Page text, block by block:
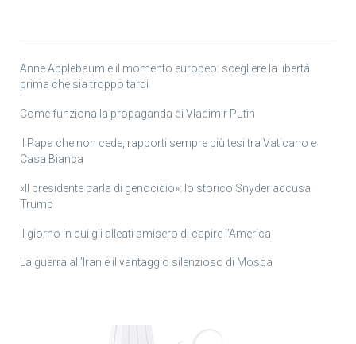
Anne Applebaum e il momento europeo: scegliere la libertà
prima che sia troppo tardi
Come funziona la propaganda di Vladimir Putin
Il Papa che non cede, rapporti sempre più tesi tra Vaticano e
Casa Bianca
«Il presidente parla di genocidio»: lo storico Snyder accusa
Trump
Il giorno in cui gli alleati smisero di capire l’America
La guerra all’Iran e il vantaggio silenzioso di Mosca